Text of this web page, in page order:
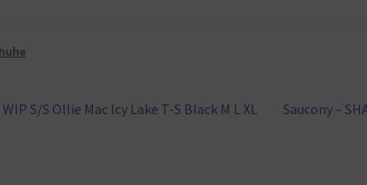
S/S Ollie Mac Icy Lake T-S Black M L XL
Nächster
Saucony –